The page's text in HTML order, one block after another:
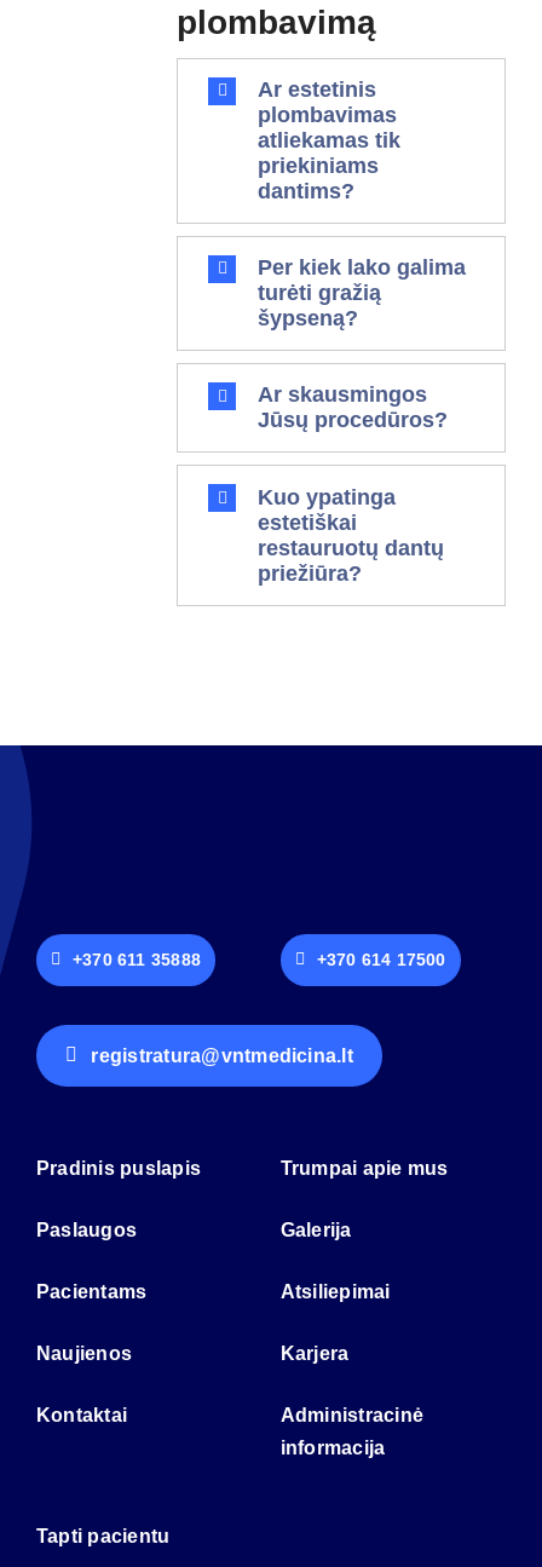
plombavimą
Ar estetinis
plombavimas
atliekamas tik
priekiniams
dantims?
Per kiek lako galima
turėti gražią
šypseną?
Ar skausmingos
Jūsų procedūros?
Kuo ypatinga
estetiškai
restauruotų dantų
priežiūra?
+370 611 35888 +370 614 17500
registratura@vntmedicina.lt
Pradinis puslapis
Paslaugos
Pacientams
Naujienos
Kontaktai
Trumpai apie mus
Galerija
Atsiliepimai
Karjera
Administracinė
informacija
Tapti pacientu